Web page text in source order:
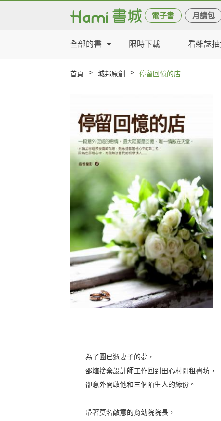
電子書 月讀包
全部的書 限時下載 看雜誌
首頁 > 城邦原創 > 停留回憶的店
為了圓已逝妻子的夢，
邵煊捨棄設計師工作回到田心村開租書坊，
卻意外開啟他和三個陌生人的緣份。
帶著莫名敵意的育幼院院長，